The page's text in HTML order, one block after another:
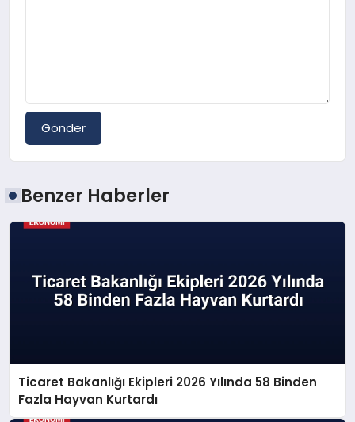
Gönder
Benzer Haberler
Ticaret Bakanlığı Ekipleri 2026 Yılında 58 Binden
Fazla Hayvan Kurtardı